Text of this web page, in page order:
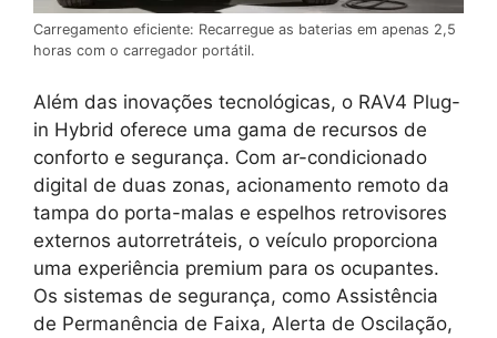
Carregamento eficiente: Recarregue as baterias em apenas 2,5
horas com o carregador portátil.
Além das inovações tecnológicas, o RAV4 Plug-
in Hybrid oferece uma gama de recursos de
conforto e segurança. Com ar-condicionado
digital de duas zonas, acionamento remoto da
tampa do porta-malas e espelhos retrovisores
externos autorretráteis, o veículo proporciona
uma experiência premium para os ocupantes.
Os sistemas de segurança, como Assistência
de Permanência de Faixa, Alerta de Oscilação,